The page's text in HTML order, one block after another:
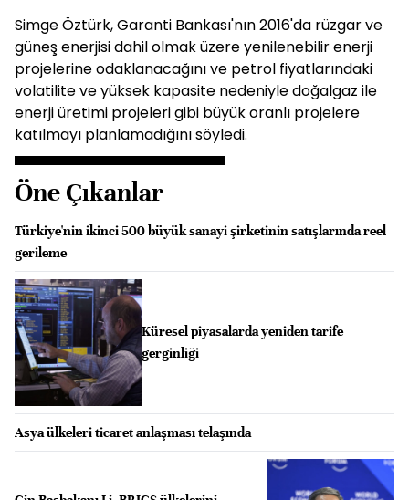
Simge Öztürk, Garanti Bankası'nın 2016'da rüzgar ve
güneş enerjisi dahil olmak üzere yenilenebilir enerji
projelerine odaklanacağını ve petrol fiyatlarındaki
volatilite ve yüksek kapasite nedeniyle doğalgaz ile
enerji üretimi projeleri gibi büyük oranlı projelere
katılmayı planlamadığını söyledi.
Öne Çıkanlar
Türkiye'nin ikinci 500 büyük sanayi şirketinin satışlarında reel
gerileme
Küresel piyasalarda yeniden tarife
gerginliği
Asya ülkeleri ticaret anlaşması telaşında